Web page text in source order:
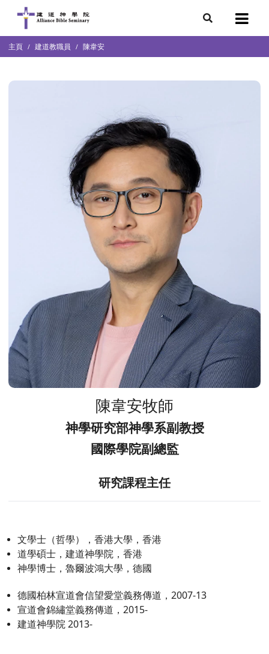
學院
主頁 建道教職員 陳韋安
陳韋安牧師
神學研究部神學系副教授
國際學院副總監
研究課程主任
文學士（哲學），香港大學，香港
道學碩士，建道神學院，香港
神學博士，魯爾波鴻大學，德國
德國柏林宣道會信望愛堂義務傳道，2007-13
宣道會錦繡堂義務傳道，2015-
建道神學院 2013-